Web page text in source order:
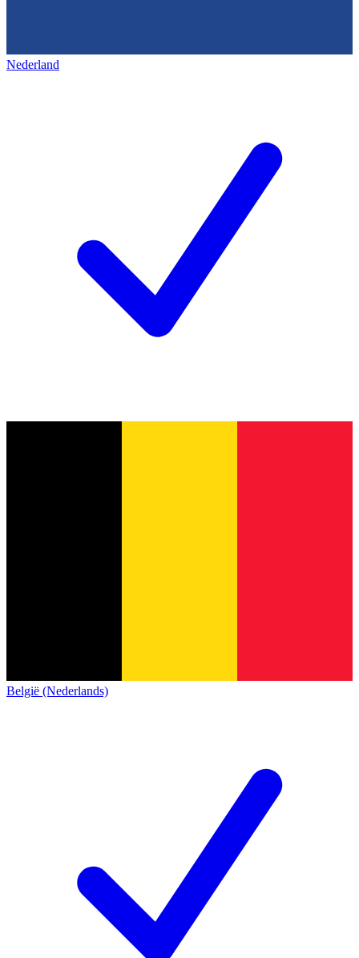
Nederland
België (Nederlands)